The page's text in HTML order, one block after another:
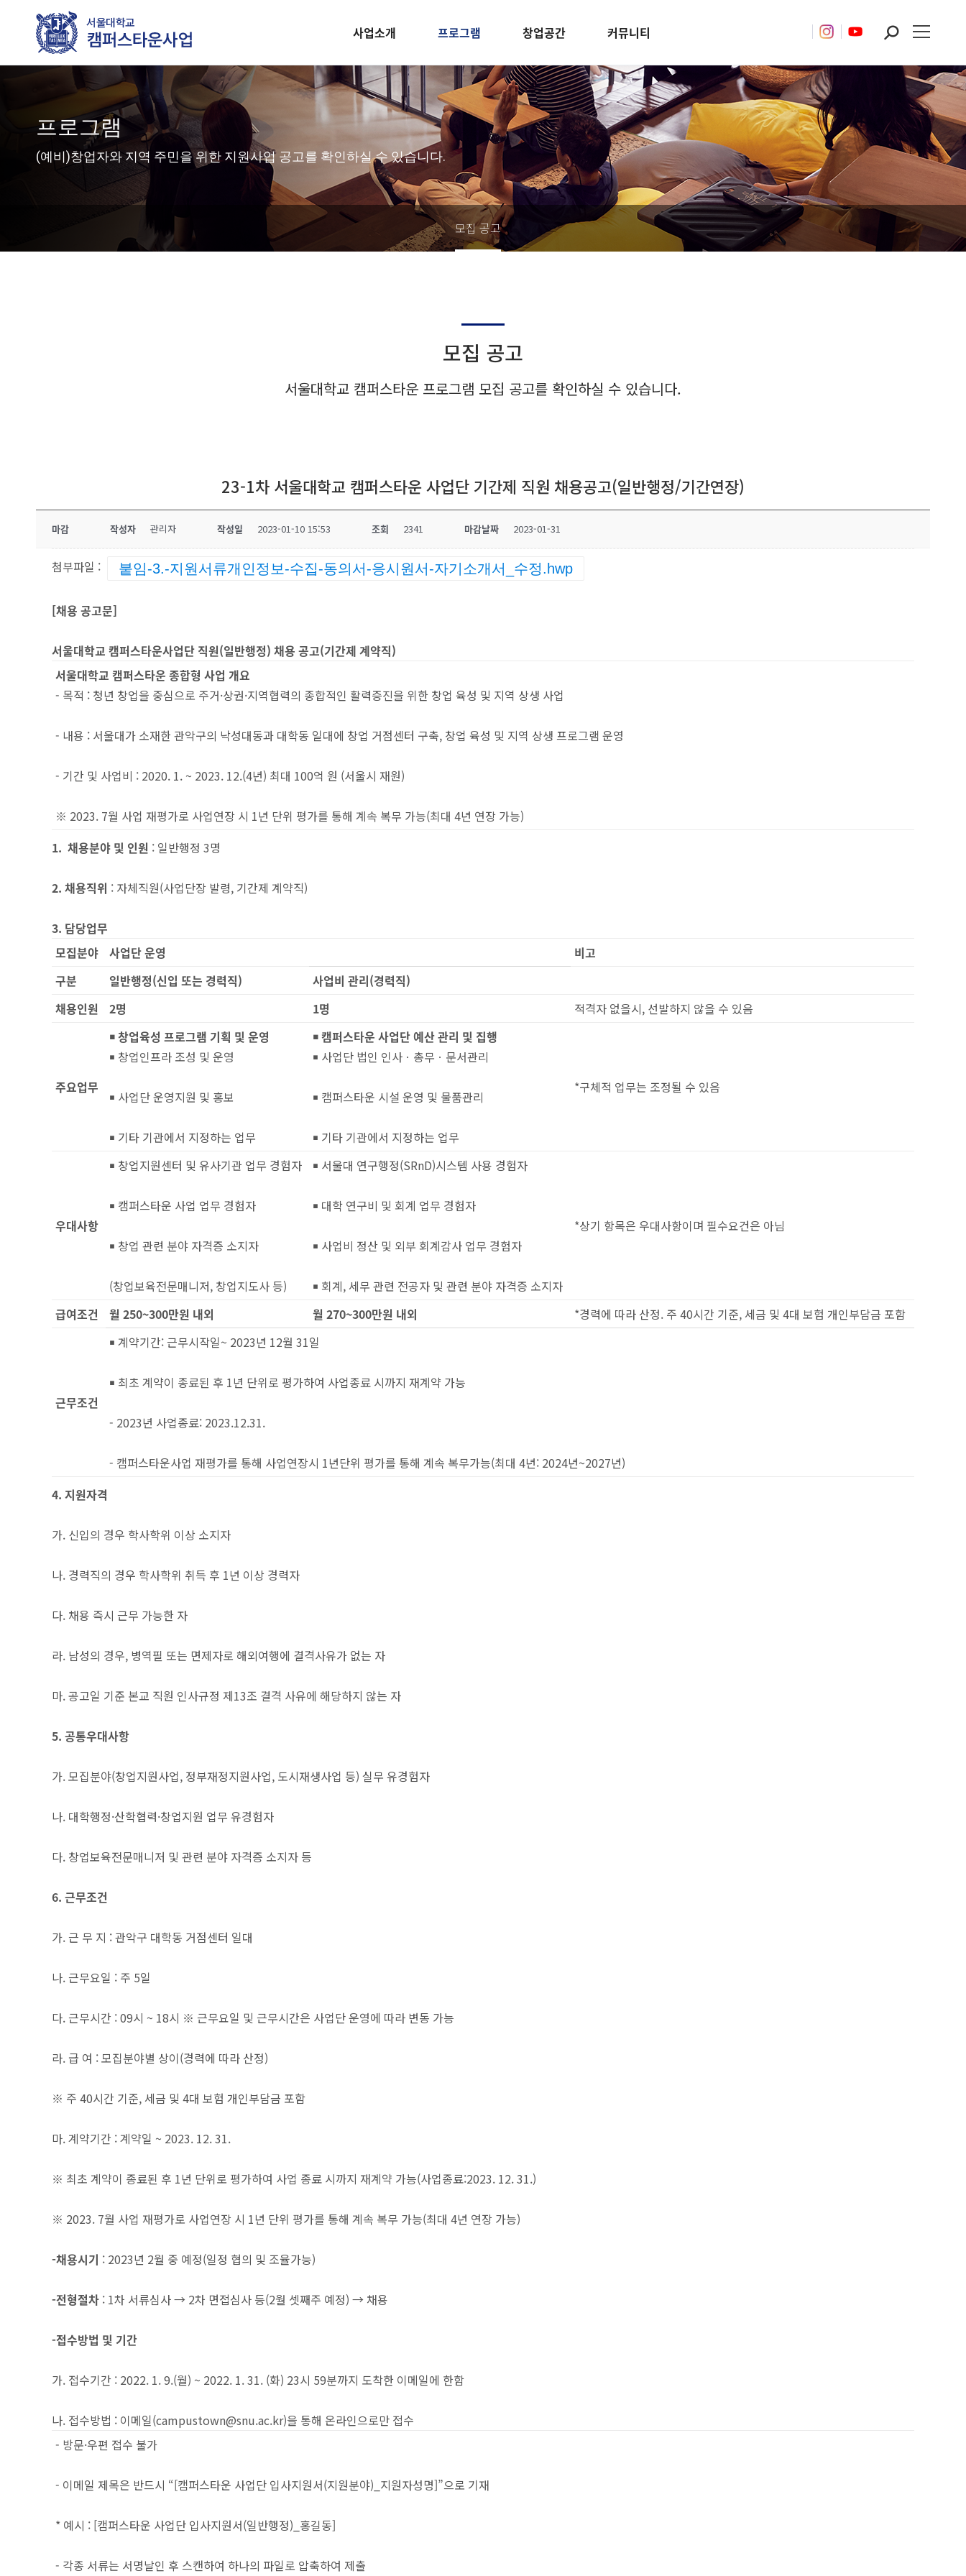
사업소개 프로그램 창업공간 커뮤니티 Search:
프로그램
(예비)창업자와 지역 주민을 위한 지원사업 공고를 확인하실 수 있습니다.
모집 공고
모집 공고
서울대학교 캠퍼스타운 프로그램 모집 공고를 확인하실 수 있습니다.
23-1차 서울대학교 캠퍼스타운 사업단 기간제 직원 채용공고(일반행정/기간연장)
마감 작성자 관리자 작성일 2023-01-10 15:53 조회 2341 마감날짜 2023-01-31
첨부파일 : 붙임-3.-지원서류개인정보-수집-동의서-응시원서-자기소개서_수정.hwp
[채용 공고문]
서울대학교 캠퍼스타운사업단 직원(일반행정) 채용 공고(기간제 계약직)
서울대학교 캠퍼스타운 종합형 사업 개요
- 목적 : 청년 창업을 중심으로 주거·상권·지역협력의 종합적인 활력증진을 위한 창업 육성 및 지역 상생 사업
- 내용 : 서울대가 소재한 관악구의 낙성대동과 대학동 일대에 창업 거점센터 구축, 창업 육성 및 지역 상생 프로그램 운영
- 기간 및 사업비 : 2020. 1. ~ 2023. 12.(4년) 최대 100억 원 (서울시 재원)
※ 2023. 7월 사업 재평가로 사업연장 시 1년 단위 평가를 통해 계속 복무 가능(최대 4년 연장 가능)
1. 채용분야 및 인원 : 일반행정 3명
2. 채용직위 : 자체직원(사업단장 발령, 기간제 계약직)
3. 담당업무
모집분야
사업단 운영
비고
구분
일반행정(신입 또는 경력직) 사업비 관리(경력직)
채용인원
2명 1명 적격자 없을시, 선발하지 않을 수 있음
주요업무
￭ 창업육성 프로그램 기획 및 운영
￭ 창업인프라 조성 및 운영
￭ 사업단 운영지원 및 홍보
￭ 기타 기관에서 지정하는 업무
￭캠퍼스타운 사업단 예산 관리 및 집행
￭ 사업단 법인 인사ㆍ총무ㆍ문서관리
￭ 캠퍼스타운 시설 운영 및 물품관리
￭ 기타 기관에서 지정하는 업무
*구체적 업무는 조정될 수 있음
우대사항
￭ 창업지원센터 및 유사기관 업무 경험자
￭ 캠퍼스타운 사업 업무 경험자
￭ 창업 관련 분야 자격증 소지자
(창업보육전문매니저, 창업지도사 등)
￭ 서울대 연구행정(SRnD)시스템 사용 경험자
￭ 대학 연구비 및 회계 업무 경험자
￭ 사업비 정산 및 외부 회계감사 업무 경험자
￭ 회계, 세무 관련 전공자 및 관련 분야 자격증 소지자
*상기 항목은 우대사항이며 필수요건은 아님
급여조건 월 250~300만원 내외 월 270~300만원 내외 *경력에 따라 산정. 주 40시간 기준, 세금 및 4대 보험 개인부담금 포함
근무조건
￭ 계약기간: 근무시작일~ 2023년 12월 31일
￭ 최초 계약이 종료된 후 1년 단위로 평가하여 사업종료 시까지 재계약 가능
- 2023년 사업종료: 2023.12.31.
- 캠퍼스타운사업 재평가를 통해 사업연장시 1년단위 평가를 통해 계속 복무가능(최대 4년: 2024년~2027년)
4. 지원자격
가. 신입의 경우 학사학위 이상 소지자
나. 경력직의 경우 학사학위 취득 후 1년 이상 경력자
다. 채용 즉시 근무 가능한 자
라. 남성의 경우, 병역필 또는 면제자로 해외여행에 결격사유가 없는 자
마. 공고일 기준 본교 직원 인사규정 제13조 결격 사유에 해당하지 않는 자
5. 공통우대사항
가. 모집분야(창업지원사업, 정부재정지원사업, 도시재생사업 등) 실무 유경험자
나. 대학행정·산학협력·창업지원 업무 유경험자
다. 창업보육전문매니저 및 관련 분야 자격증 소지자 등
6. 근무조건
가. 근 무 지 : 관악구 대학동 거점센터 일대
나. 근무요일 : 주 5일
다. 근무시간 : 09시 ~ 18시 ※ 근무요일 및 근무시간은 사업단 운영에 따라 변동 가능
라. 급 여 : 모집분야별 상이(경력에 따라 산정)
※ 주 40시간 기준, 세금 및 4대 보험 개인부담금 포함
마. 계약기간 : 계약일 ~ 2023. 12. 31.
※ 최초 계약이 종료된 후 1년 단위로 평가하여 사업 종료 시까지 재계약 가능(사업종료:2023. 12. 31.)
※ 2023. 7월 사업 재평가로 사업연장 시 1년 단위 평가를 통해 계속 복무 가능(최대 4년 연장 가능)
-채용시기 : 2023년 2월 중 예정(일정 협의 및 조율가능)
-전형절차 : 1차 서류심사 → 2차 면접심사 등(2월 셋째주 예정) → 채용
-접수방법 및 기간
가. 접수기간 : 2022. 1. 9.(월) ~ 2022. 1. 31. (화) 23시 59분까지 도착한 이메일에 한함
나. 접수방법 : 이메일(campustown@snu.ac.kr)을 통해 온라인으로만 접수
- 방문·우편 접수 불가
- 이메일 제목은 반드시 “[캠퍼스타운 사업단 입사지원서(지원분야)_지원자성명]”으로 기재
* 예시 : [캠퍼스타운 사업단 입사지원서(일반행정)_홍길동]
- 각종 서류는 서명날인 후 스캔하여 하나의 파일로 압축하여 제출